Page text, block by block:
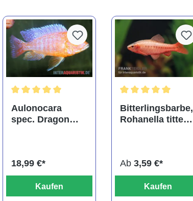
Aulonocara
spec. Dragon
18,99 €*
Kaufen
Bitterlingsbarbe,
Rohanella titteya,
Ab 3,59 €*
Kaufen